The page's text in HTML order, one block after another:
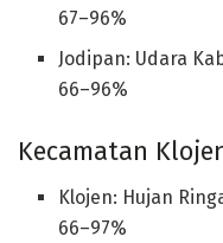
67–96%
Jodipan: Udara
66–96%
Kecamatan
Klojen: Hujan
66–97%